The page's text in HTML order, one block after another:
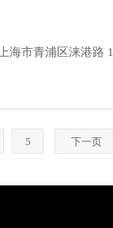
A009 参展时间:2023年9月19日至23日
5 下一页